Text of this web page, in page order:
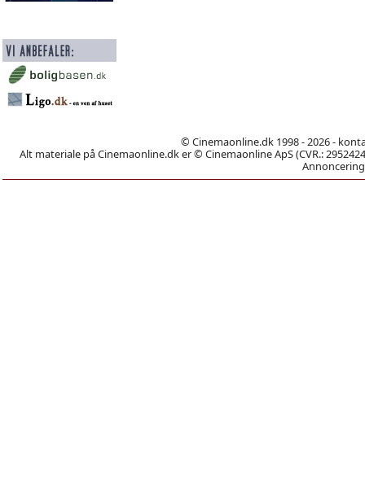
© Cinemaonline.dk 1998 - 2026 -
Alt materiale på Cinemaonline.dk er © Cinemaonline ApS (CVR.: